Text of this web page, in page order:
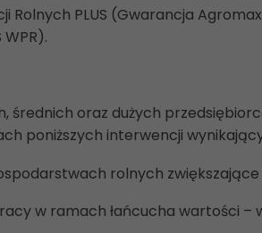
Rolnych PLUS (Gwarancja
średnich oraz dużych
poniższych interwencji
rolnych zwiększające
w ramach łańcucha wartości –